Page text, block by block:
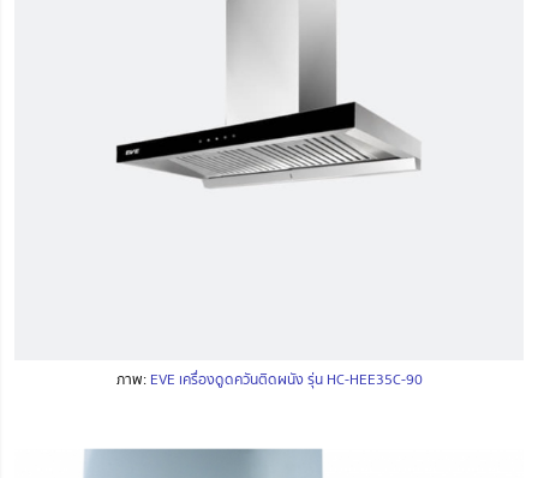
ภาพ: EVE เครื่องดูดควันติดผนัง รุ่น HC-HEE35C-90